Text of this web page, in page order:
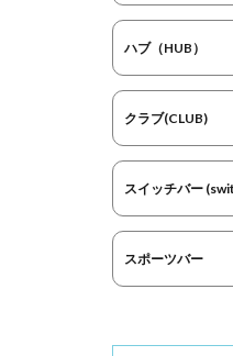
ハブ（HUB）
クラブ(CLUB)
スイッチバー
スポーツバー